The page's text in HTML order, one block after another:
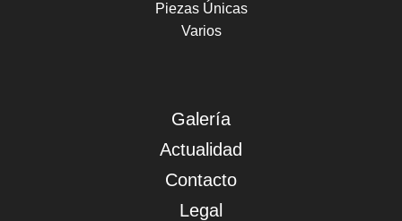
Piezas Únicas
Varios
Galería
Actualidad
Contacto
Legal